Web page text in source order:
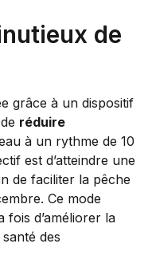
de
grâce à un dispositif
réduire
à un rythme de 10
est d’atteindre une
de faciliter la pêche
Ce mode
fois d’améliorer la
des